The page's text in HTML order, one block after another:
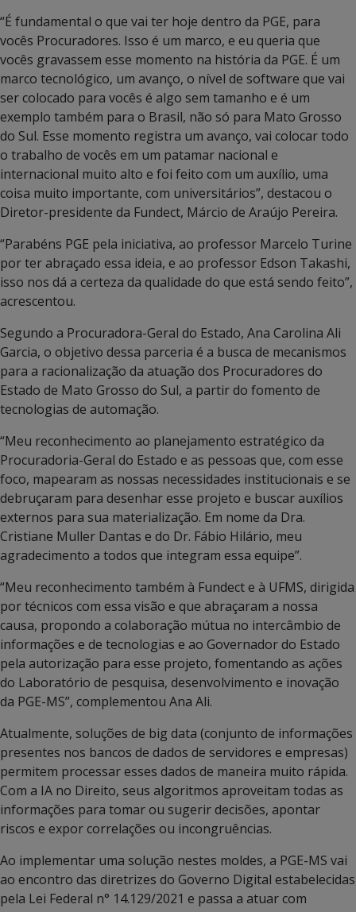
“É fundamental o que vai ter hoje dentro da PGE, para
vocês Procuradores. Isso é um marco, e eu queria que
vocês gravassem esse momento na história da PGE. É um
marco tecnológico, um avanço, o nível de software que vai
ser colocado para vocês é algo sem tamanho e é um
exemplo também para o Brasil, não só para Mato Grosso
do Sul. Esse momento registra um avanço, vai colocar todo
o trabalho de vocês em um patamar nacional e
internacional muito alto e foi feito com um auxílio, uma
coisa muito importante, com universitários”, destacou o
Diretor-presidente da Fundect, Márcio de Araújo Pereira.
“Parabéns PGE pela iniciativa, ao professor Marcelo Turine
por ter abraçado essa ideia, e ao professor Edson Takashi,
isso nos dá a certeza da qualidade do que está sendo feito”,
acrescentou.
Segundo a Procuradora-Geral do Estado, Ana Carolina Ali
Garcia, o objetivo dessa parceria é a busca de mecanismos
para a racionalização da atuação dos Procuradores do
Estado de Mato Grosso do Sul, a partir do fomento de
tecnologias de automação.
“Meu reconhecimento ao planejamento estratégico da
Procuradoria-Geral do Estado e as pessoas que, com esse
foco, mapearam as nossas necessidades institucionais e se
debruçaram para desenhar esse projeto e buscar auxílios
externos para sua materialização. Em nome da Dra.
Cristiane Muller Dantas e do Dr. Fábio Hilário, meu
agradecimento a todos que integram essa equipe”.
“Meu reconhecimento também à Fundect e à UFMS, dirigida
por técnicos com essa visão e que abraçaram a nossa
causa, propondo a colaboração mútua no intercâmbio de
informações e de tecnologias e ao Governador do Estado
pela autorização para esse projeto, fomentando as ações
do Laboratório de pesquisa, desenvolvimento e inovação
da PGE-MS”, complementou Ana Ali.
Atualmente, soluções de big data (conjunto de informações
presentes nos bancos de dados de servidores e empresas)
permitem processar esses dados de maneira muito rápida.
Com a IA no Direito, seus algoritmos aproveitam todas as
informações para tomar ou sugerir decisões, apontar
riscos e expor correlações ou incongruências.
Ao implementar uma solução nestes moldes, a PGE-MS vai
ao encontro das diretrizes do Governo Digital estabelecidas
pela Lei Federal n° 14.129/2021 e passa a atuar com